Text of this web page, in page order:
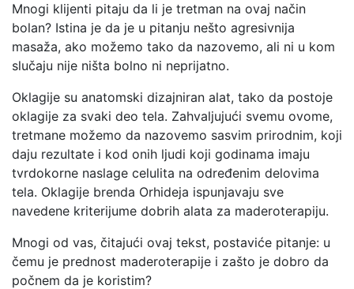
Mnogi klijenti pitaju da li je tretman na ovaj način
bolan? Istina je da je u pitanju nešto agresivnija
masaža, ako možemo tako da nazovemo, ali ni u kom
slučaju nije ništa bolno ni neprijatno.
Oklagije su anatomski dizajniran alat, tako da postoje
oklagije za svaki deo tela. Zahvaljujući svemu ovome,
tretmane možemo da nazovemo sasvim prirodnim, koji
daju rezultate i kod onih ljudi koji godinama imaju
tvrdokorne naslage celulita na određenim delovima
tela. Oklagije brenda Orhideja ispunjavaju sve
navedene kriterijume dobrih alata za maderoterapiju.
Mnogi od vas, čitajući ovaj tekst, postaviće pitanje: u
čemu je prednost maderoterapije i zašto je dobro da
počnem da je koristim?